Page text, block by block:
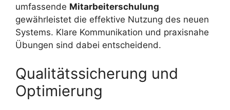
umfassende Mitarbeiterschulung
gewährleistet die effektive Nutzung des neuen
Systems. Klare Kommunikation und praxisnahe
Übungen sind dabei entscheidend.
Qualitätssicherung und
Optimierung